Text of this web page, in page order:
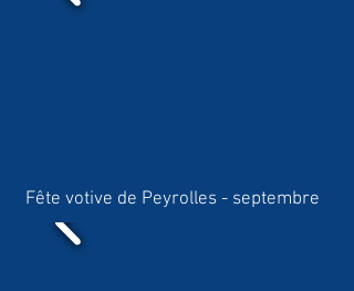
Fête votive de Peyrolles - septembre